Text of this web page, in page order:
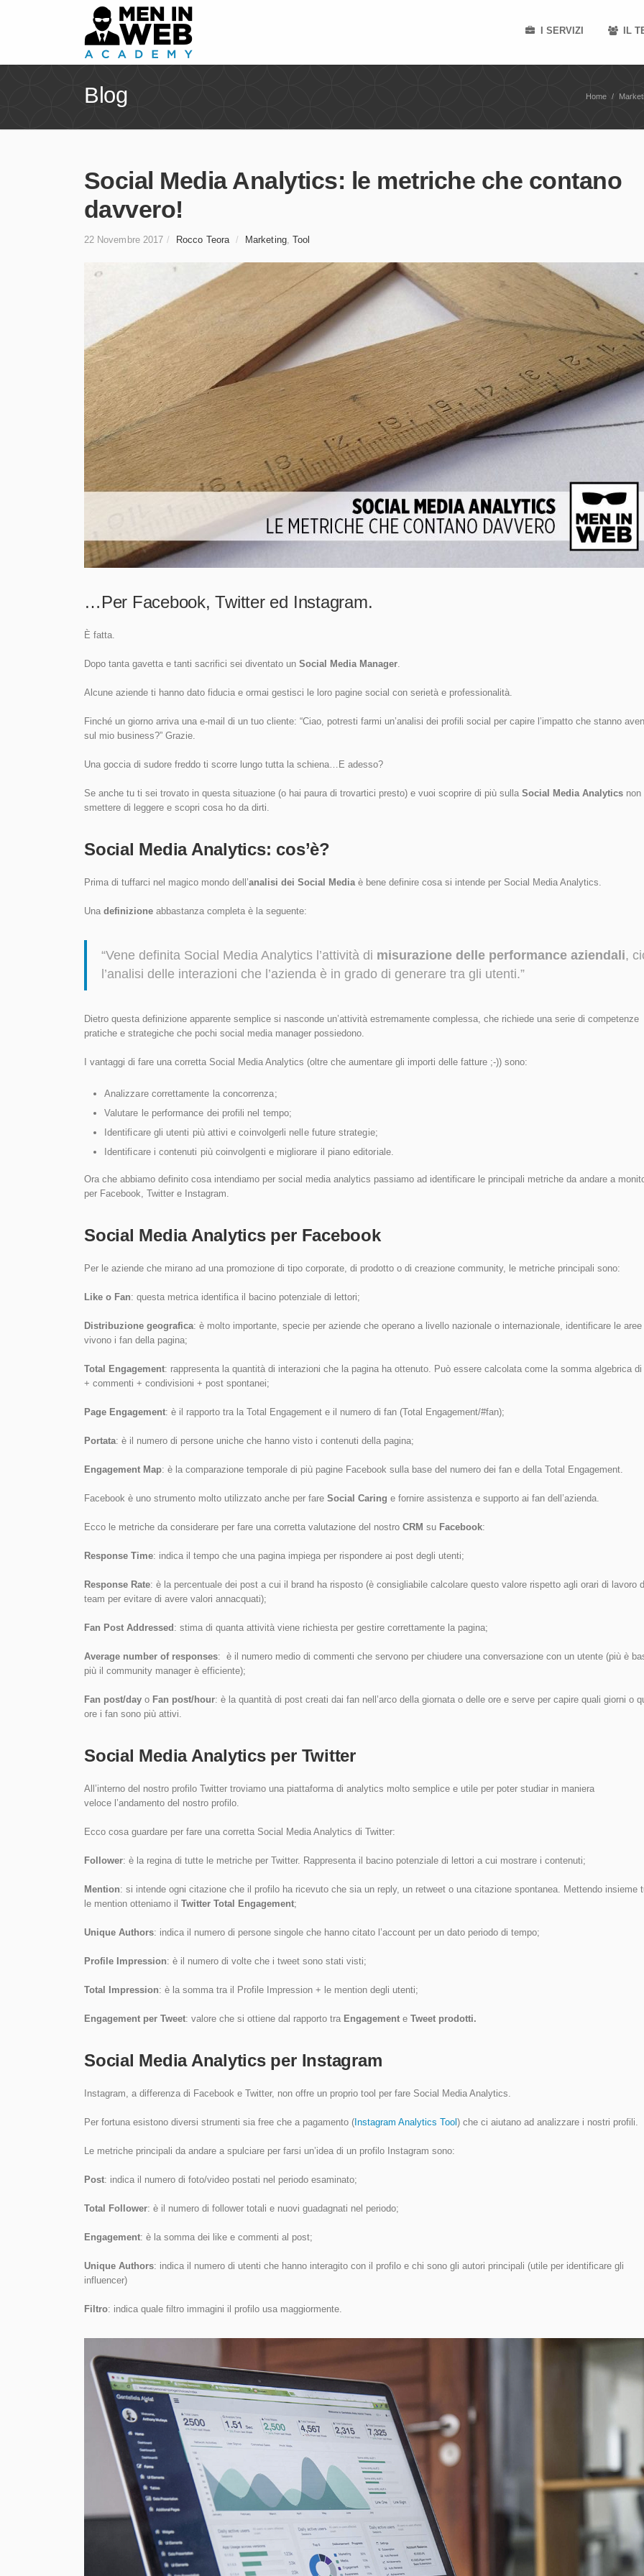
I SERVIZI IL
Home /
Blog
Social Media Analytics: le metriche che contano
davvero!
22 Novembre 2017 / Rocco Teora / Marketing, Tool
…Per Facebook, Twitter ed Instagram.
È fatta.
Dopo tanta gavetta e tanti sacrifici sei diventato un Social Media Manager.
Alcune aziende ti hanno dato fiducia e ormai gestisci le loro pagine social con serietà e professionalità.
Finché un giorno arriva una e-mail di un tuo cliente: “Ciao, potresti farmi un’analisi dei profili social per capire l’impatto che stanno
sul mio business?” Grazie.
Una goccia di sudore freddo ti scorre lungo tutta la schiena…E adesso?
Se anche tu ti sei trovato in questa situazione (o hai paura di trovartici presto) e vuoi scoprire di più sulla Social Media Analytics non
smettere di leggere e scopri cosa ho da dirti.
Social Media Analytics: cos’è?
Prima di tuffarci nel magico mondo dell’analisi dei Social Mediaè bene definire cosa si intende per Social Media Analytics.
Una definizione abbastanza completa è la seguente:
“Vene definita Social Media Analytics l’attività di misurazione delle performance aziendali,
l’analisi delle interazioni che l’azienda è in grado di generare tra gli utenti.”
Dietro questa definizione apparente semplice si nasconde un’attività estremamente complessa, che richiede una serie di competenze
pratiche e strategiche che pochi social media manager possiedono.
I vantaggi di fare una corretta Social Media Analytics (oltre che aumentare gli importi delle fatture ;-)) sono:
Analizzare correttamente la concorrenza;
Valutare le performance dei profili nel tempo;
Identificare gli utenti più attivi e coinvolgerli nelle future strategie;
Identificare i contenuti più coinvolgenti e migliorare il piano editoriale.
Ora che abbiamo definito cosa intendiamo per social media analytics passiamo ad identificare le principali metriche da andare a
per Facebook, Twitter e Instagram.
Social Media Analytics per Facebook
Per le aziende che mirano ad una promozione di tipo corporate, di prodotto o di creazione community, le metriche principali sono:
Like o Fan: questa metrica identifica il bacino potenziale di lettori;
Distribuzione geografica: è molto importante, specie per aziende che operano a livello nazionale o internazionale, identificare le aree
vivono i fan della pagina;
Total Engagement: rappresenta la quantità di interazioni che la pagina ha ottenuto. Può essere calcolata come la somma algebrica
+ commenti + condivisioni + post spontanei;
Page Engagement: è il rapporto tra la Total Engagement e il numero di fan (Total Engagement/#fan);
Portata: è il numero di persone uniche che hanno visto i contenuti della pagina;
Engagement Map: è la comparazione temporale di più pagine Facebook sulla base del numero dei fan e della Total Engagement.
Facebook è uno strumento molto utilizzato anche per fare Social Caring e fornire assistenza e supporto ai fan dell’azienda.
Ecco le metriche da considerare per fare una corretta valutazione del nostro CRM su Facebook:
Response Time: indica il tempo che una pagina impiega per rispondere ai post degli utenti;
Response Rate: è la percentuale dei post a cui il brand ha risposto (è consigliabile calcolare questo valore rispetto agli orari di lavoro
team per evitare di avere valori annacquati);
Fan Post Addressed : stima di quanta attività viene richiesta per gestire correttamente la pagina;
Average number of responses: è il numero medio di commenti che servono per chiudere una conversazione con un utente (più è
più il community manager è efficiente);
Fan post/day o Fan post/hour: è la quantità di post creati dai fan nell’arco della giornata o delle ore e serve per capire quali giorni o
ore i fan sono più attivi.
Social Media Analytics per Twitter
All’interno del nostro profilo Twitter troviamo una piattaforma di analytics molto semplice e utile per poter studiar in maniera
veloce l’andamento del nostro profilo.
Ecco cosa guardare per fare una corretta Social Media Analytics di Twitter:
Follower: è la regina di tutte le metriche per Twitter. Rappresenta il bacino potenziale di lettori a cui mostrare i contenuti;
Mention: si intende ogni citazione che il profilo ha ricevuto che sia un reply, un retweet o una citazione spontanea. Mettendo insieme
le mention otteniamo il Twitter Total Engagement;
Unique Authors: indica il numero di persone singole che hanno citato l’account per un dato periodo di tempo;
Profile Impression: è il numero di volte che i tweet sono stati visti;
Total Impression: è la somma tra il Profile Impression + le mention degli utenti;
Engagement per Tweet: valore che si ottiene dal rapporto tra Engagement e Tweet prodotti.
Social Media Analytics per Instagram
Instagram, a differenza di Facebook e Twitter, non offre un proprio tool per fare Social Media Analytics.
Per fortuna esistono diversi strumenti sia free che a pagamento ( Instagram Analytics Tool ) che ci aiutano ad analizzare i nostri profili.
Le metriche principali da andare a spulciare per farsi un’idea di un profilo Instagram sono:
Post: indica il numero di foto/video postati nel periodo esaminato;
Total Follower: è il numero di follower totali e nuovi guadagnati nel periodo;
Engagement: è la somma dei like e commenti al post;
Unique Authors: indica il numero di utenti che hanno interagito con il profilo e chi sono gli autori principali (utile per identificare gli
influencer)
Filtro: indica quale filtro immagini il profilo usa maggiormente.